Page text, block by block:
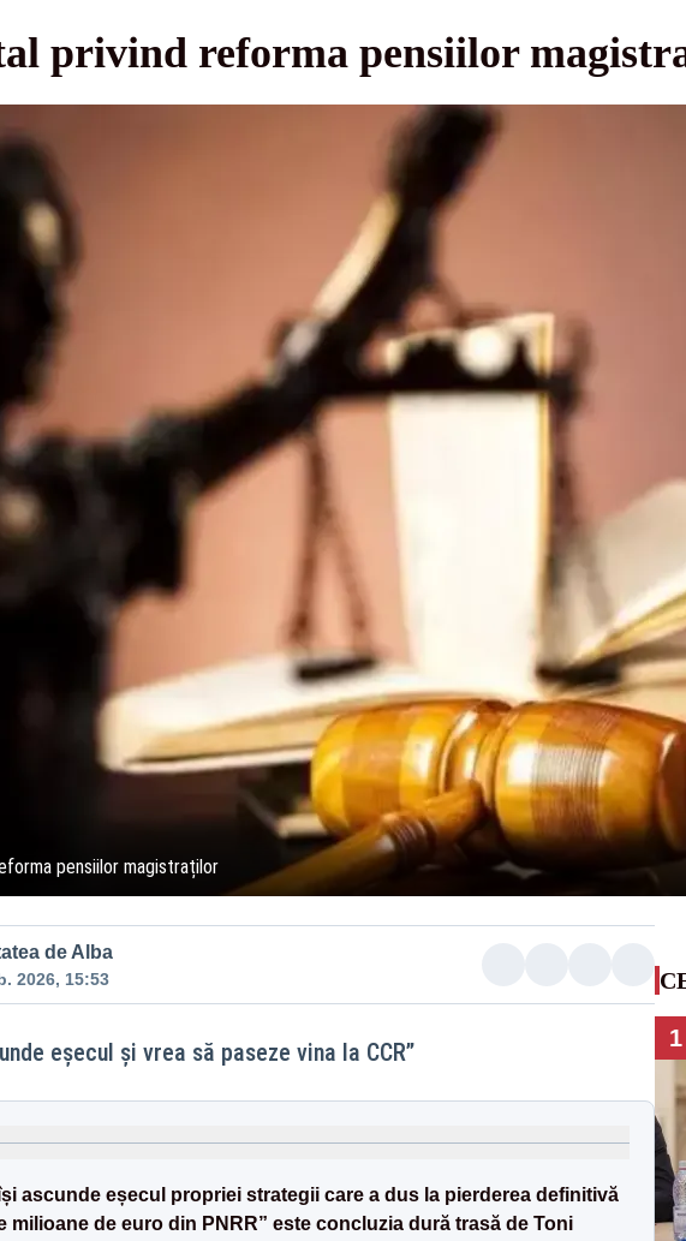
privind reforma pensiilor
pensiilor magistraților
de Alba
2026, 15:53
eșecul și vrea să paseze vina la CCR”
ascunde eșecul propriei strategii care a dus la pierderea definitivă
milioane de euro din PNRR” este concluzia dură trasă de Toni
1